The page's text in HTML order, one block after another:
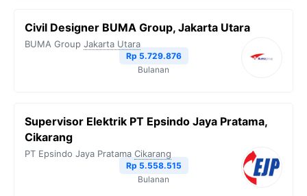
Civil Designer BUMA Group, Jakarta Utara
BUMA Group Jakarta Utara
Rp 5.729.876
Bulanan
Supervisor Elektrik PT Epsindo Jaya Pratama,
Cikarang
PT Epsindo Jaya Pratama Cikarang
Rp 5.558.515
Bulanan